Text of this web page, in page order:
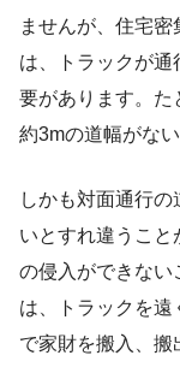
ませんが、住宅
は、トラックが
要があります。た
約3mの道幅がな
しかも対面通行
いとすれ違うこ
の侵入ができない
は、トラックを遠
で家財を搬入、搬